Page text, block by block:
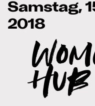
Samstag,
2018